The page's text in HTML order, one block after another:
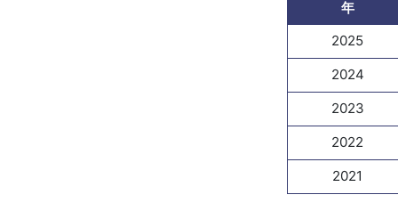
年
2025
2024
2023
2022
2021